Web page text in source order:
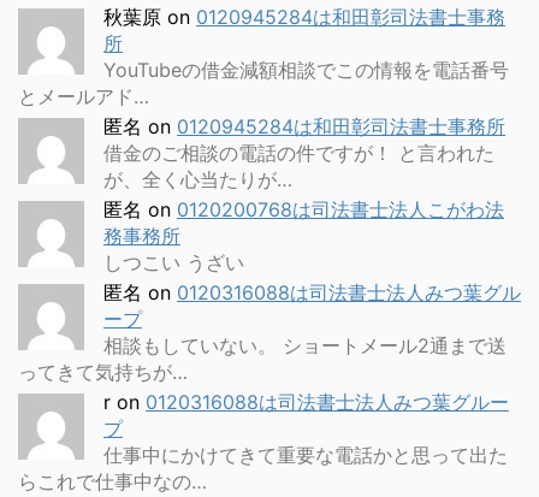
秋葉原 on 0120945284は和田彰司法書士事務
所
YouTubeの借金減額相談でこの情報を電話番号
とメールアド…
匿名 on 0120945284は和田彰司法書士事務所
借金のご相談の電話の件ですが！ と言われた
が、全く心当たりが…
匿名 on 0120200768は司法書士法人こがわ法
務事務所
しつこい うざい
匿名 on 0120316088は司法書士法人みつ葉グル
ープ
相談もしていない。 ショートメール2通まで送
ってきて気持ちが…
r on 0120316088は司法書士法人みつ葉グルー
プ
仕事中にかけてきて重要な電話かと思って出た
らこれで仕事中なの…